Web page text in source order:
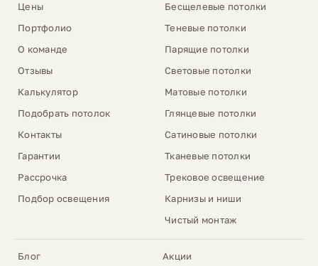
Цены
Портфолио
О команде
Отзывы
Калькулятор
Подобрать потолок
Контакты
Гарантии
Рассрочка
Подбор освещения
Бесщелевые потолки
Теневые потолки
Парящие потолки
Световые потолки
Матовые потолки
Глянцевые потолки
Сатиновые потолки
Тканевые потолки
Трековое освещение
Карнизы и ниши
Чистый монтаж
Блог
Акции